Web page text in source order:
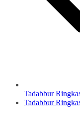
Tadabbur
Tadabbur